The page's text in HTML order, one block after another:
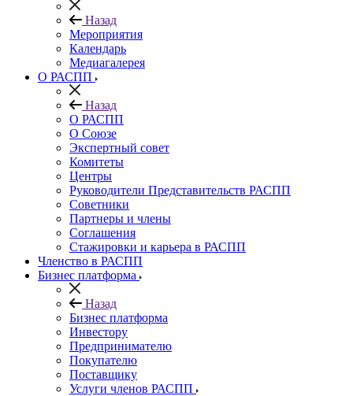
Назад
Мероприятия
Календарь
Медиагалерея
О РАСПП
Назад
О РАСПП
О Союзе
Экспертный совет
Комитеты
Центры
Руководители Представительств РАСПП
Советники
Партнеры и члены
Соглашения
Стажировки и карьера в РАСПП
Членство в РАСПП
Бизнес платформа
Назад
Бизнес платформа
Инвестору
Предпринимателю
Покупателю
Поставщику
Услуги членов РАСПП